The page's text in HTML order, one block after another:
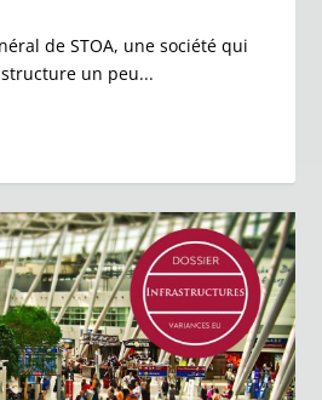
de STOA, une société qui
un peu...